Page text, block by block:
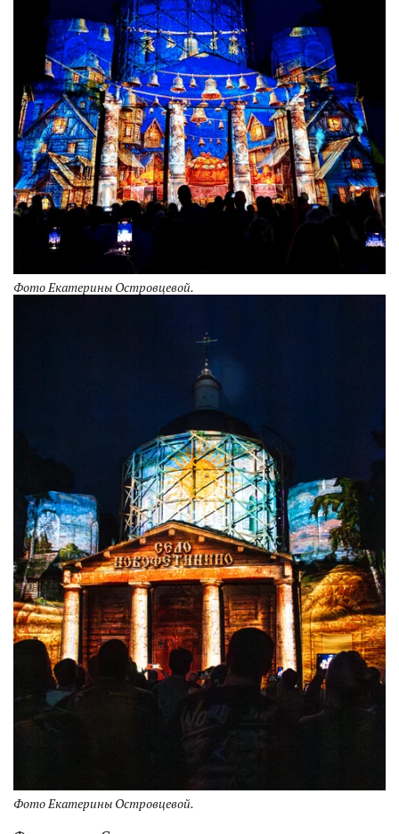
Фото Екатерины Островцевой.
Фото Екатерины Островцевой.